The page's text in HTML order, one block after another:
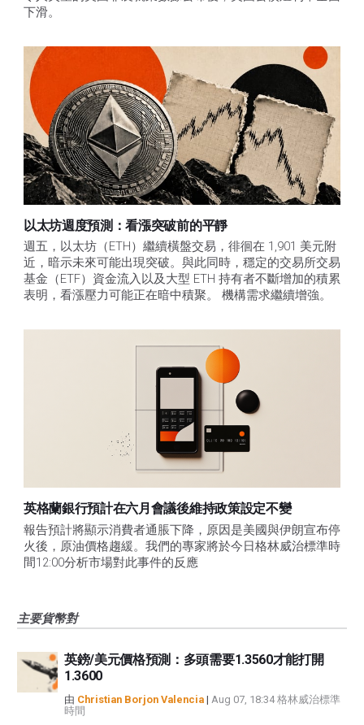
下滑。
以太坊週度預測：看漲突破前的平靜
週五，以太坊（ETH）繼續橫盤交易，徘徊在 1,901 美元附
近，暗示未來可能出現突破。與此同時，穩定的交易所交易
基金（ETF）資金流入以及大型 ETH 持有者不斷增加的積累
表明，看漲壓力可能正在暗中積聚。 機構需求繼續增強。
英格蘭銀行預計在六月會議後維持政策設定不變
報告預計將顯示消費者通脹下降，原因是美國與伊朗宣布停
火後，原油價格趨緩。我們的專家將於今日格林威治標準時
間12:00分析市場對此事件的反應
主要貨幣對
英鎊/美元價格預測：多頭需要1.3560才能打開
1.3600
由 Christian Borjon Valencia | Aug 07, 18:34 格林威治標準
時間